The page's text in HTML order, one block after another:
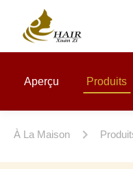
Aperçu Produits
À La Maison